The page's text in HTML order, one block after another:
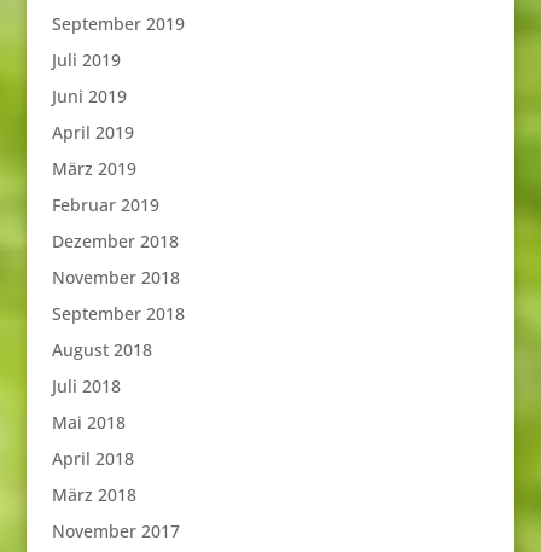
September 2019
Juli 2019
Juni 2019
April 2019
März 2019
Februar 2019
Dezember 2018
November 2018
September 2018
August 2018
Juli 2018
Mai 2018
April 2018
März 2018
November 2017